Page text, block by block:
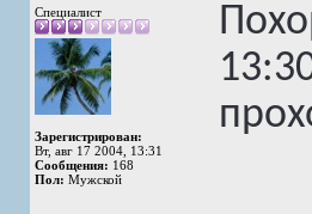
Специалист
Зарегистрирован:
Вт, авг 17 2004, 13:31
Сообщения: 168
Пол: Мужской